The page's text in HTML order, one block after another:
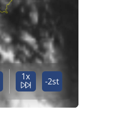
1x -2st